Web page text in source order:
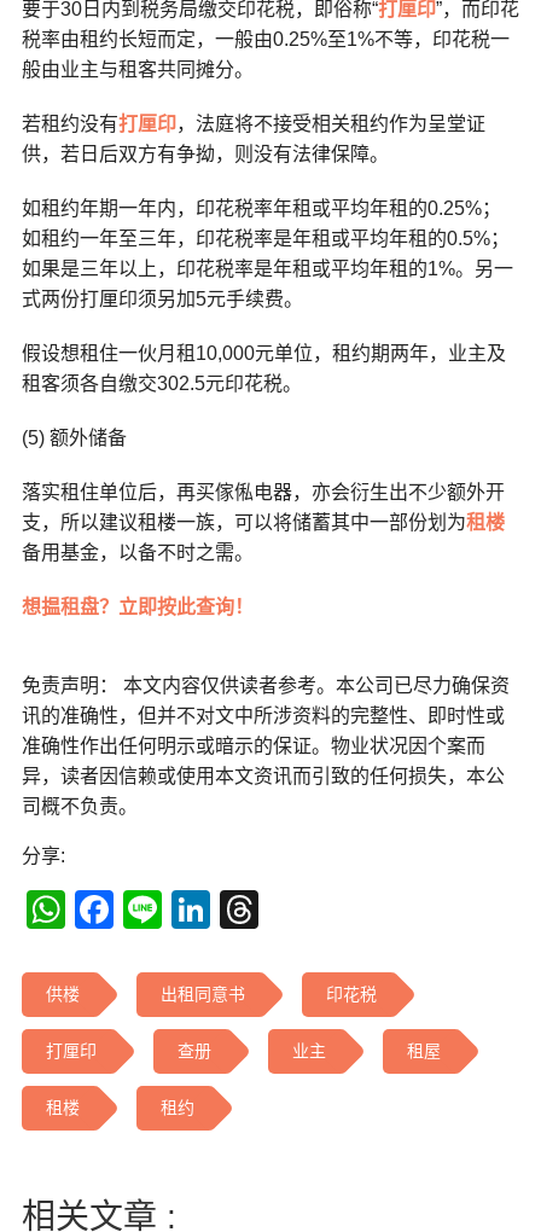
要于30日内到税务局缴交印花税，即俗称“打厘印”，而印花
税率由租约长短而定，一般由0.25%至1%不等，印花税一
般由业主与租客共同摊分。
若租约没有打厘印，法庭将不接受相关租约作为呈堂证
供，若日后双方有争拗，则没有法律保障。
如租约年期一年内，印花税率年租或平均年租的0.25%；
如租约一年至三年，印花税率是年租或平均年租的0.5%；
如果是三年以上，印花税率是年租或平均年租的1%。另一
式两份打厘印须另加5元手续费。
假设想租住一伙月租10,000元单位，租约期两年，业主及
租客须各自缴交302.5元印花税。
(5) 额外储备
落实租住单位后，再买傢俬电器，亦会衍生出不少额外开
支，所以建议租楼一族，可以将储蓄其中一部份划为租楼
备用基金，以备不时之需。
想揾租盘？立即按此查询！
免责声明： 本文内容仅供读者参考。本公司已尽力确保资
讯的准确性，但并不对文中所涉资料的完整性、即时性或
准确性作出任何明示或暗示的保证。物业状况因个案而
异，读者因信赖或使用本文资讯而引致的任何损失，本公
司概不负责。
分享:
WhatsApp
Facebook
LineLinkedIn
供楼 出租同意书 印花税
打厘印 查册 业主 租屋
租楼 租约
相关文章 :